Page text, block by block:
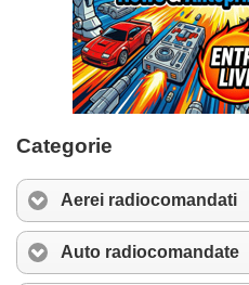
Categorie
Aerei radiocomandati
Auto radiocomandate